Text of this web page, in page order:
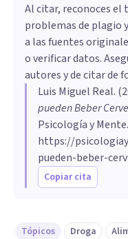
Al citar, reconoces
problemas de plagio
a las fuentes
o verificar datos.
autores y de citar de
Luis Miguel Real. (
pueden Beber
Psicología y Mente.
https://
pueden-beber-
Copiar cita
Tópicos Droga